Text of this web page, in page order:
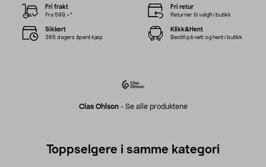
Clas Ohlson- Se alle produktene
Fri frakt
Fra 599,–*
Fri retur
Returner til valgfri butikk
Sikkert
365 dagers åpent kjøp
Klikk&Hent
Bestill på nett og hent i butikk
Toppselgere i samme kategori